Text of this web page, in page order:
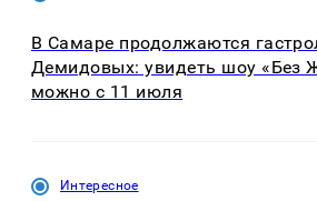
В Самаре продолжаются
Демидовых: увидеть шоу «Без
можно с 11 июля
Интересное